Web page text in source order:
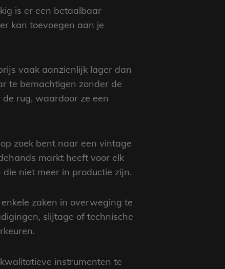
is er een betaalbaar
kan toevoegen aan je
vaak aanzienlijk lager dan
te bemachtigen zonder de
rug, waardoor ze een
zoek bent naar een vintage
markt heeft voor elk
niet meer in productie zijn.
zaken in overweging te
slijtage of technische
instrumenten te